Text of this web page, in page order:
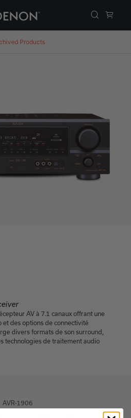
Products
AV à 7.1 canaux offrant une
et des options de connectivité
divers formats de son surround,
technologies de traitement audio
AVR-1906